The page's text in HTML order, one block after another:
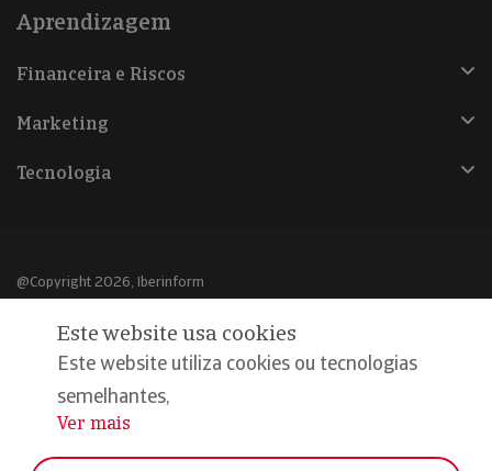
Aprendizagem
Financeira e Riscos
Marketing
Tecnologia
@Copyright 2026, Iberinform
Aviso legal
Política de cookies
Declaração de privacidade
Este website usa cookies
Este website utiliza cookies ou tecnologias
semelhantes,
...
Ver mais